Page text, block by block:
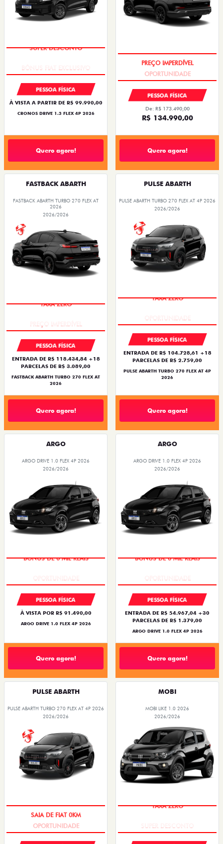
SUPER DESCONTO
PESSOA FÍSICA
À VISTA A PARTIR DE R$ 99.990,00
CRONOS DRIVE 1.3 FLEX 4P 2026
Quero agora!
PREÇO IMPERDÍVEL
PESSOA FÍSICA
De: R$ 173.490,00
R$ 134.990,00
Quero agora!
FASTBACK ABARTH
FASTBACK ABARTH TURBO 270 FLEX AT
2026
2026/2026
TAXA ZERO
PESSOA FÍSICA
ENTRADA DE R$ 118.434,84 +18
PARCELAS DE R$ 3.089,00
FASTBACK ABARTH TURBO 270 FLEX AT
2026
Quero agora!
PULSE ABARTH
PULSE ABARTH TURBO 270 FLEX AT 4P 2026
2026/2026
TAXA ZERO
PESSOA FÍSICA
ENTRADA DE R$ 104.728,61 +18
PARCELAS DE R$ 2.759,00
PULSE ABARTH TURBO 270 FLEX AT 4P
2026
Quero agora!
ARGO
ARGO DRIVE 1.0 FLEX 4P 2026
2026/2026
BÔNUS DE 6 MIL REAIS
PESSOA FÍSICA
À VISTA POR R$ 91.490,00
ARGO DRIVE 1.0 FLEX 4P 2026
Quero agora!
ARGO
ARGO DRIVE 1.0 FLEX 4P 2026
2026/2026
BÔNUS DE 6 MIL REAIS
PESSOA FÍSICA
ENTRADA DE R$ 54.967,04 +30
PARCELAS DE R$ 1.379,00
ARGO DRIVE 1.0 FLEX 4P 2026
Quero agora!
PULSE ABARTH
PULSE ABARTH TURBO 270 FLEX AT 4P 2026
2026/2026
SAIA DE FIAT 0KM
MOBI
MOBI LIKE 1.0 2026
2026/2026
TAXA ZERO